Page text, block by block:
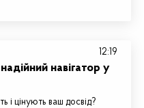
навігатор у
цінують ваш досвід?
12:19